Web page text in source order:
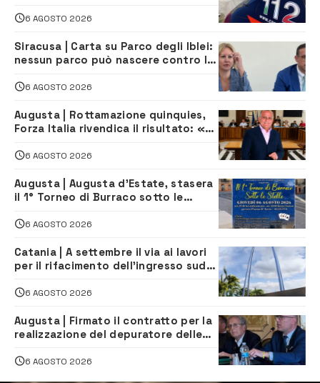
6 AGOSTO 2026
Siracusa | Carta su Parco degli Iblei:
nessun parco può nascere contro le
6 AGOSTO 2026
Augusta | Rottamazione quinquies,
Forza Italia rivendica il risultato: «La
6 AGOSTO 2026
Augusta | Augusta d’Estate, stasera
il 1° Torneo di Burraco sotto le
6 AGOSTO 2026
Catania | A settembre il via ai lavori
per il rifacimento dell’ingresso sud
6 AGOSTO 2026
Augusta | Firmato il contratto per la
realizzazione del depuratore delle
6 AGOSTO 2026